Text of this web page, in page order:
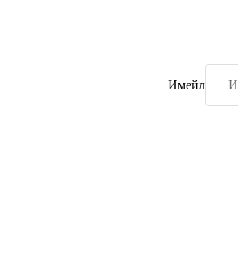
Имейл